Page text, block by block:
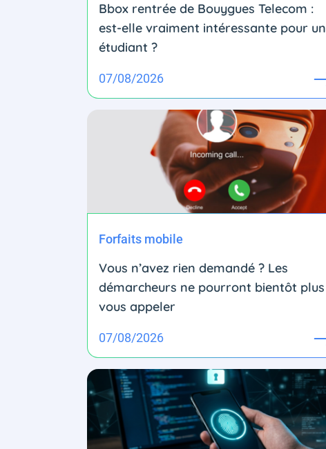
Bbox rentrée de Bouygues Telecom :
est-elle vraiment intéressante pour un
étudiant ?
07/08/2026
Forfaits mobile
Vous n’avez rien demandé ? Les
démarcheurs ne pourront bientôt plus
vous appeler
07/08/2026